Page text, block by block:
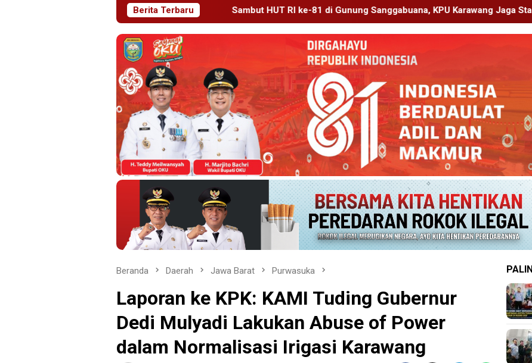
Berita Terbaru
Sambut HUT RI ke-81 di Gunung Sanggabuana, KPU Karawang Jaga Stamina Menuju Pemilu 2029
Beranda Daerah Jawa Barat Purwasuka
Laporan ke KPK: KAMI Tuding Gubernur
Dedi Mulyadi Lakukan Abuse of Power
dalam Normalisasi Irigasi Karawang